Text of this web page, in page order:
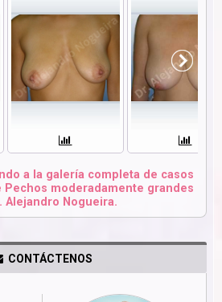
a la galería completa de casos
Pechos moderadamente grandes
Alejandro Nogueira.
CONTÁCTENOS